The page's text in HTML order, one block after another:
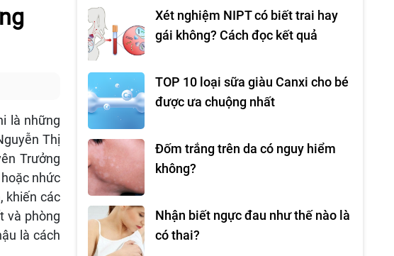
là những
Thị
Trưởng
nhức
khiến các
và phòng
là cách
Xét nghiệm NIPT có biết trai hay
gái không? Cách đọc kết quả
TOP 10 loại sữa giàu Canxi cho bé
được ưa chuộng nhất
Đốm trắng trên da có nguy hiểm
không?
Nhận biết ngực đau như thế nào là
có thai?